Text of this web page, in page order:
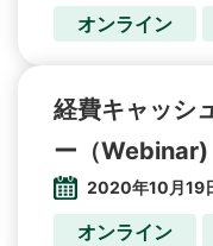
オンライン
経費キャッシ
ー（Webinar)
2020年10月19
オンライン